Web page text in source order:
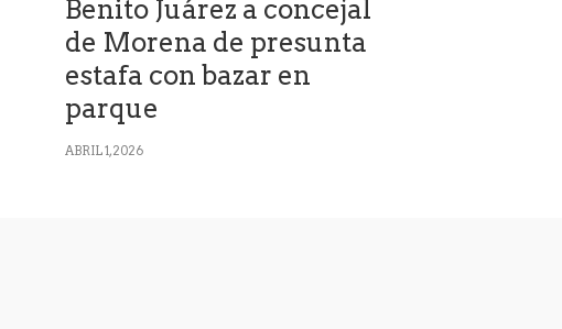
Benito Juárez a concejal
de Morena de presunta
estafa con bazar en
parque
ABRIL 1, 2026